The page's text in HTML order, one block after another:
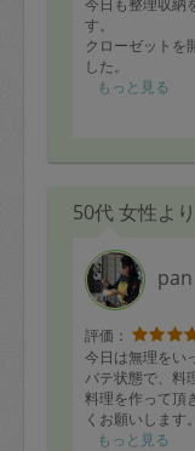
す。
クローゼットを
した。
次回も宜しくお
もっと見る
50代 女性より
pan
評価：
今日は無理をい
バテ状態で、料
料理を作って頂
くお願いします。
もっと見る